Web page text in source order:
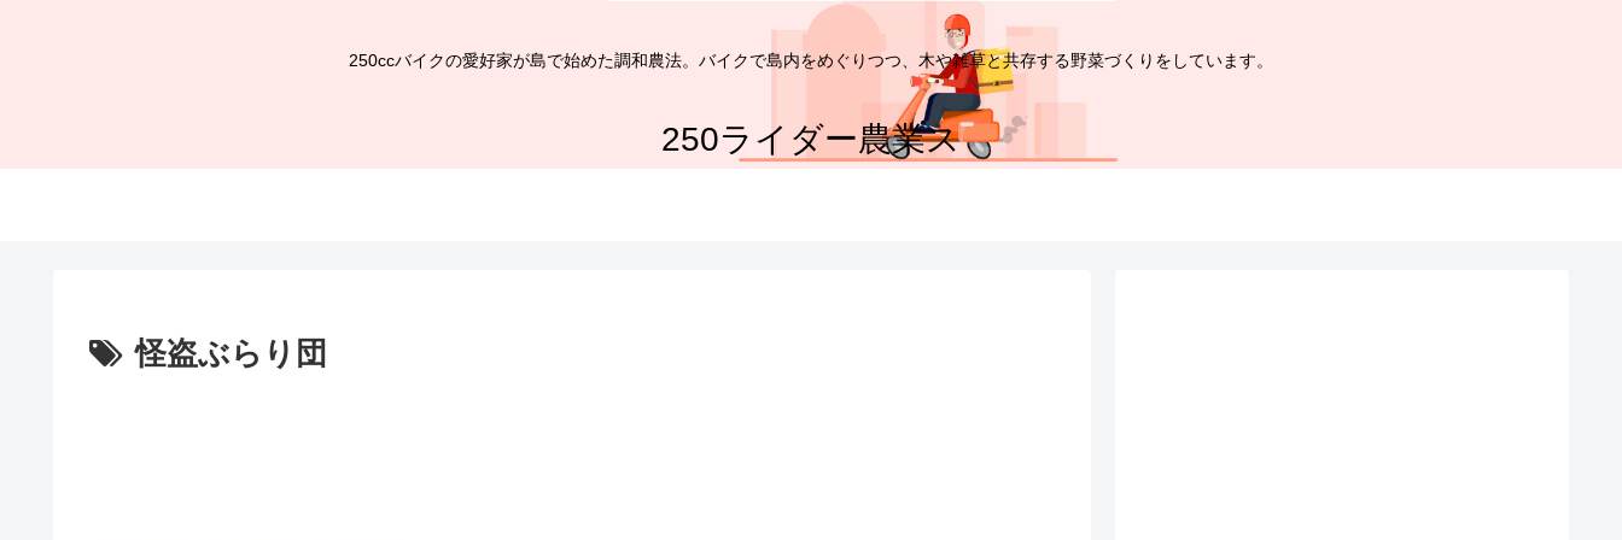
250ccバイクの愛好家が島で始めた調和農法。バイクで島内をめぐりつつ、木や雑草と共存する野菜づくりをしています。
250ライダー農業ス
怪盗ぶらり団